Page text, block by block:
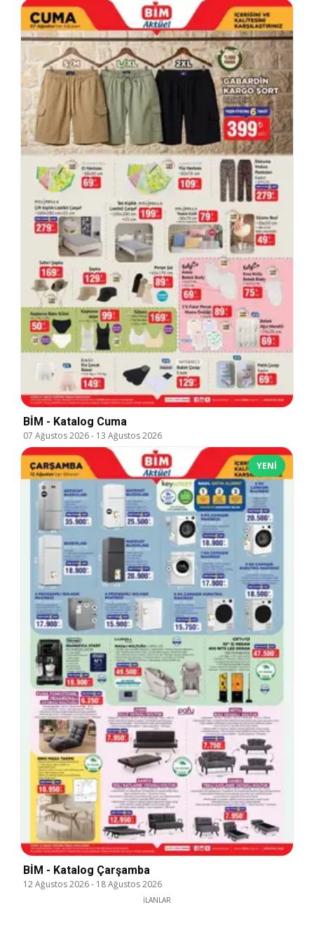
BİM - Katalog Cuma
07 Ağustos 2026- 13 Ağustos 2026
YENI
BİM - Katalog Çarşamba
12 Ağustos 2026- 18 Ağustos 2026
İLANLAR